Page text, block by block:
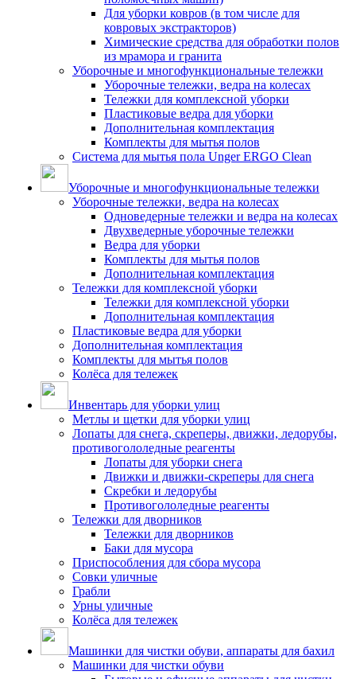
Для уборки ковров (в том числе для
ковровых экстракторов)
Химические средства для обработки полов
из мрамора и гранита
Уборочные и многофункциональные тележки
Уборочные тележки, ведра на колесах
Тележки для комплексной уборки
Пластиковые ведра для уборки
Дополнительная комплектация
Комплекты для мытья полов
Система для мытья пола Unger ERGO Clean
Уборочные и многофункциональные тележки
Уборочные тележки, ведра на колесах
Одноведерные тележки и ведра на колесах
Двухведерные уборочные тележки
Ведра для уборки
Комплекты для мытья полов
Дополнительная комплектация
Тележки для комплексной уборки
Тележки для комплексной уборки
Дополнительная комплектация
Пластиковые ведра для уборки
Дополнительная комплектация
Комплекты для мытья полов
Колёса для тележек
Инвентарь для уборки улиц
Метлы и щетки для уборки улиц
Лопаты для снега, скреперы, движки, ледорубы,
противогололедные реагенты
Лопаты для уборки снега
Движки и движки-скреперы для снега
Скребки и ледорубы
Противогололедные реагенты
Тележки для дворников
Тележки для дворников
Баки для мусора
Приспособления для сбора мусора
Совки уличные
Грабли
Урны уличные
Колёса для тележек
Машинки для чистки обуви, аппараты для бахил
Машинки для чистки обуви